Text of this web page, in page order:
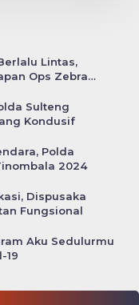
Lintas,
Ops Zebra
Sulteng
Kondusif
Polda
2024
Dispusaka
Fungsional
Aku Sedulurmu
19